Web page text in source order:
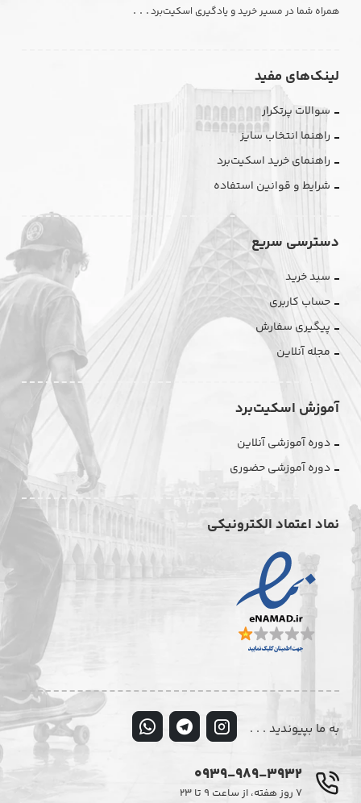
همراه شما در مسیر خرید و یادگیری اسکیت‌برد. . .
لینک‌های مفید
سوالات پرتکرار
راهنما انتخاب سایز
راهنمای خرید اسکیت‌برد
شرایط و قوانین استفاده
دسترسی سریع
سبد خرید
حساب کاربری
پیگیری سفارش
مجله آنلاین
آموزش اسکیت‌برد
دوره آموزشی آنلاین
دوره آموزشی حضوری
نماد اعتماد الکترونیکی
به ما بپیوندید . . .
0939-989-3932
۷ روز هفته، از ساعت ۹ تا ۲۳